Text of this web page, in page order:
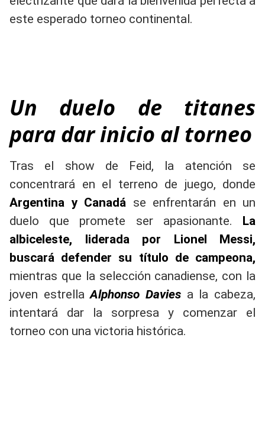
este esperado torneo continental.
Un duelo de titanes
para dar inicio al torneo
Tras el show de Feid, la atención se
concentrará en el terreno de juego, donde
Argentina y Canadá se enfrentarán en un
duelo que promete ser apasionante. La
albiceleste, liderada por Lionel Messi,
buscará defender su título de campeona,
mientras que la selección canadiense, con la
joven estrellaAlphonso Davies a la cabeza,
intentará dar la sorpresa y comenzar el
torneo con una victoria histórica.